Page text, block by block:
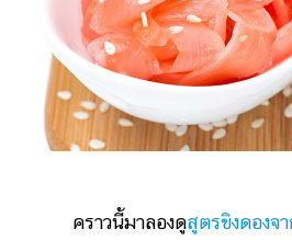
เลข
ออนไลน์
ติดต่อ
โฆษณา
คราวนี้มาลองดูสูตรขิงดองจ